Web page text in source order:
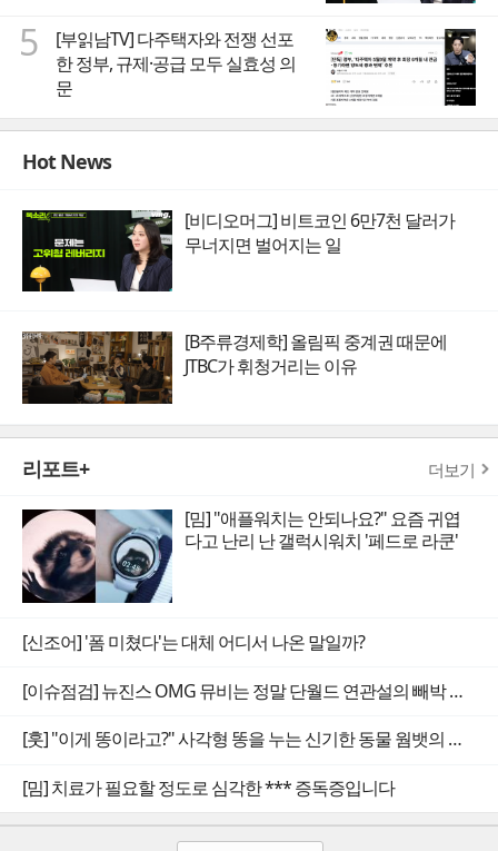
5
[부읽남TV] 다주택자와 전쟁 선포
한 정부, 규제·공급 모두 실효성 의
문
Hot News
[비디오머그] 비트코인 6만7천 달러가
무너지면 벌어지는 일
[B주류경제학] 올림픽 중계권 때문에
JTBC가 휘청거리는 이유
리포트+ 더보기
[밈] "애플워치는 안되나요?" 요즘 귀엽
다고 난리 난 갤럭시워치 '페드로 라쿤'
[신조어] '폼 미쳤다'는 대체 어디서 나온 말일까?
[이슈점검] 뉴진스 OMG 뮤비는 정말 단월드 연관설의 빼박 증거일까
[훗] "이게 똥이라고?" 사각형 똥을 누는 신기한 동물 웜뱃의 비밀
[밈] 치료가 필요할 정도로 심각한 *** 증독증입니다